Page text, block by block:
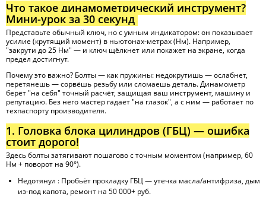
Что такое динамометрический инструмент?
Мини-урок за 30 секунд
Представьте обычный ключ, но с умным индикатором: он показывает
усилие (крутящий момент) в ньютонах-метрах (Нм). Например,
"закрути до 25 Нм" — и ключ щёлкнет или покажет на экране, когда
предел достигнут.
Почему это важно? Болты — как пружины: недокрутишь — ослабнет,
перетянешь — сорвёшь резьбу или сломаешь деталь. Динамометр
берёт "на себя" точный расчёт, защищая ваш инструмент, машину и
репутацию. Без него мастер гадает "на глазок", а с ним — работает по
техпаспорту производителя.
1. Головка блока цилиндров (ГБЦ) — ошибка
стоит дорого!
Здесь болты затягивают пошагово с точным моментом (например, 60
Нм + поворот на 90°).
Недотянул : Пробьёт прокладку ГБЦ — утечка масла/антифриза, дым
из-под капота, ремонт на 50 000+ руб.